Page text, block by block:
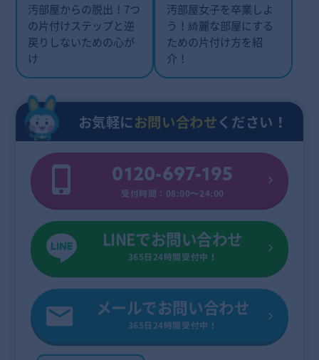
汚部屋からの脱出！7つ
の片付けステップと逆
戻りしないための心が
け
汚部屋女子を卒業しよ
う！綺麗な部屋にする
ための片付け方を紹
介！
お気軽にお問い合わせください！
0120-697-195
受付時間：08:00〜24:00
LINEでお問い合わせ
365日24時間受付中！
メールでお問い合わせ
365日24時間受付中！